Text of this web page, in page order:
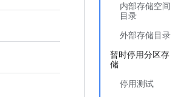
内部存储空间
目录
外部存储目录
暂时停用分区存
储
停用测试